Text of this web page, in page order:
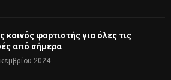
κοινός φορτιστής για όλες τις
από σήμερα
2024